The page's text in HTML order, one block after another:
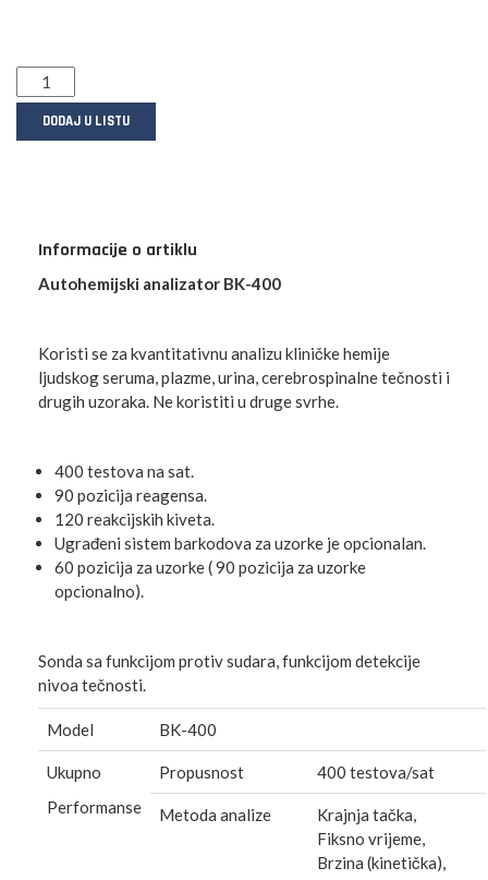
DODAJ U LISTU
Informacije o artiklu
Autohemijski analizator BK-400
Koristi se za kvantitativnu analizu kliničke hemije
ljudskog seruma, plazme, urina, cerebrospinalne tečnosti i
drugih uzoraka. Ne koristiti u druge svrhe.
400 testova na sat.
90 pozicija reagensa.
120 reakcijskih kiveta.
Ugrađeni sistem barkodova za uzorke je opcionalan.
60 pozicija za uzorke ( 90 pozicija za uzorke
opcionalno).
Sonda sa funkcijom protiv sudara, funkcijom detekcije
nivoa tečnosti.
Model BK-400
Ukupno
Performanse
Propusnost 400 testova/sat
Metoda analize
Krajnja tačka,
Fiksno vrijeme,
Brzina (kinetička),